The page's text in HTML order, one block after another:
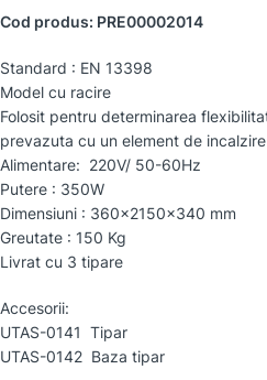
Cod produs: PRE00002014
Standard : EN 13398
Model cu racire
Folosit pentru determinarea
prevazuta cu un element de
Alimentare: 220V/ 50-60Hz
Putere : 350W
Dimensiuni : 360x2150x340 mm
Greutate : 150 Kg
Livrat cu 3 tipare
Accesorii:
UTAS-0141 Tipar
UTAS-0142 Baza tipar